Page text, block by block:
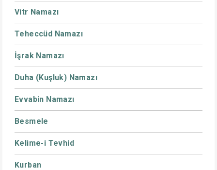
Vitr Namazı
Teheccüd Namazı
İşrak Namazı
Duha (Kuşluk) Namazı
Evvabin Namazı
Besmele
Kelime-i Tevhid
Kurban